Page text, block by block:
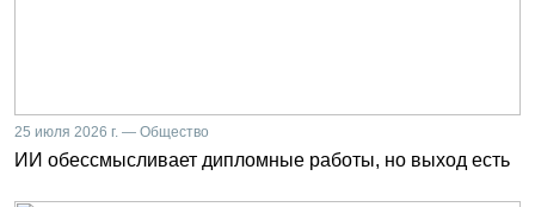
25 июля 2026 г. — Общество
ИИ обессмысливает дипломные работы, но выход есть